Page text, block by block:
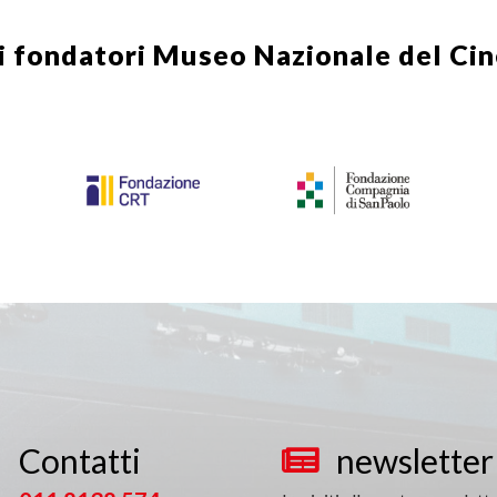
fondatori Museo Nazionale del
Contatti  newsletter